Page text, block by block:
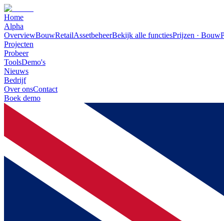
Home
Alpha
OverviewBouwRetailAssetbeheerBekijk alle functiesPrijzen · Bouw
Projecten
Probeer
ToolsDemo's
Nieuws
Bedrijf
Over onsContact
Boek demo